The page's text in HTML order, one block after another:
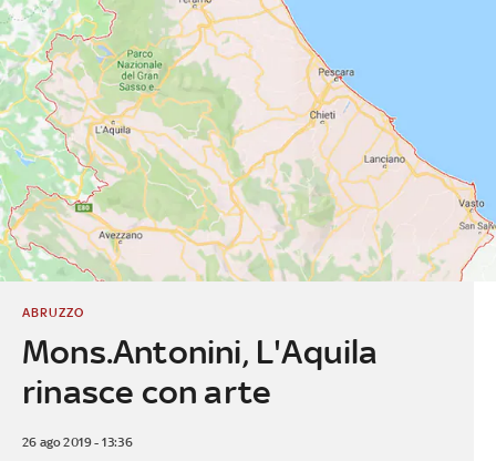
Mons.Antonini, L'Aquila
rinasce con arte
ABRUZZO
26 ago 2019 - 13:36